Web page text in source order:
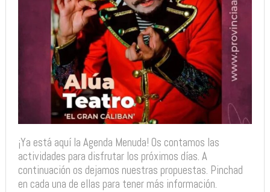
¡Ya está aquí la Agenda Menuda! Os contamos las
actividades para disfrutar los próximos días. A
continuación os dejamos nuestras propuestas. Pinchad
en cada una de ellas para tener más información.